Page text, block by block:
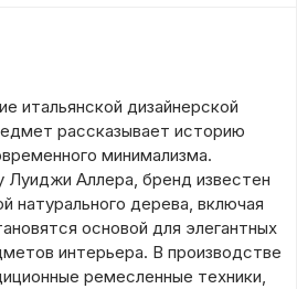
итальянской дизайнерской
рассказывает историю
минимализма.
Луиджи Аллера, бренд известен
натурального дерева, включая
основой для элегантных
интерьера. В производстве
ремесленные техники,